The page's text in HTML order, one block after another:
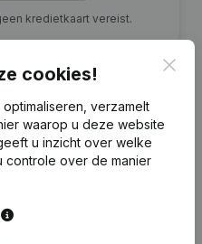
kredietkaart vereist.
Bruin
cookies!
verzamelt
waarop u deze website
u inzicht over welke
controle over de manier